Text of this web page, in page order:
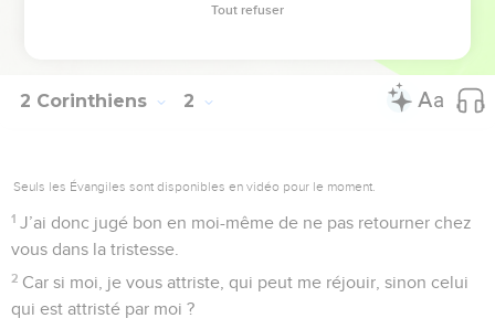
© Société biblique française – Bibli’O, 1978, avec autorisation. Pour vous procurer
2 Corinthiens 2
Seuls les Évangiles sont disponibles en vidéo pour le moment.
1 J’ai donc jugé bon en moi-même de ne pas retourner chez
vous dans la tristesse.
2 Car si moi, je vous attriste, qui peut me réjouir, sinon celui
qui est attristé par moi ?
Tout refuser